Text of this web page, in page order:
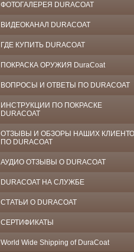
ФОТОГАЛЕРЕЯ DURACOAT
ВИДЕОКАНАЛ DURACOAT
ГДЕ КУПИТЬ DURACOAT
ПОКРАСКА ОРУЖИЯ DuraCoat
ВОПРОСЫ И ОТВЕТЫ ПО DURACOAT
ИНСТРУКЦИИ ПО ПОКРАСКЕ
DURACOAT
ОТЗЫВЫ И ОБЗОРЫ НАШИХ
ПО DURACOAT
АУДИО ОТЗЫВЫ О DURACOAT
DURACOAT НА СЛУЖБЕ
СТАТЬИ О DURACOAT
СЕРТИФИКАТЫ
World Wide Shipping of DuraCoat